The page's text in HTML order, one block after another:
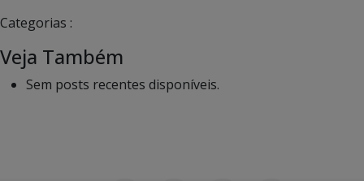
Categorias :
Veja Também
Sem posts recentes disponíveis.